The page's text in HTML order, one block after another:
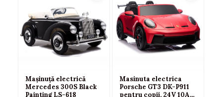
Mașinuță electrică
Mercedes 300S Black
Painting LS-618
Masinuta electrica
Porsche GT3 DK-P911
pentru copii, 24V 10Ah,